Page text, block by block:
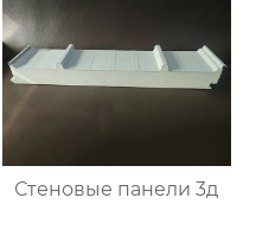
Стеновые панели 3д